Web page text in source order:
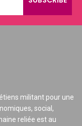
militant pour une
social,
reliée est au